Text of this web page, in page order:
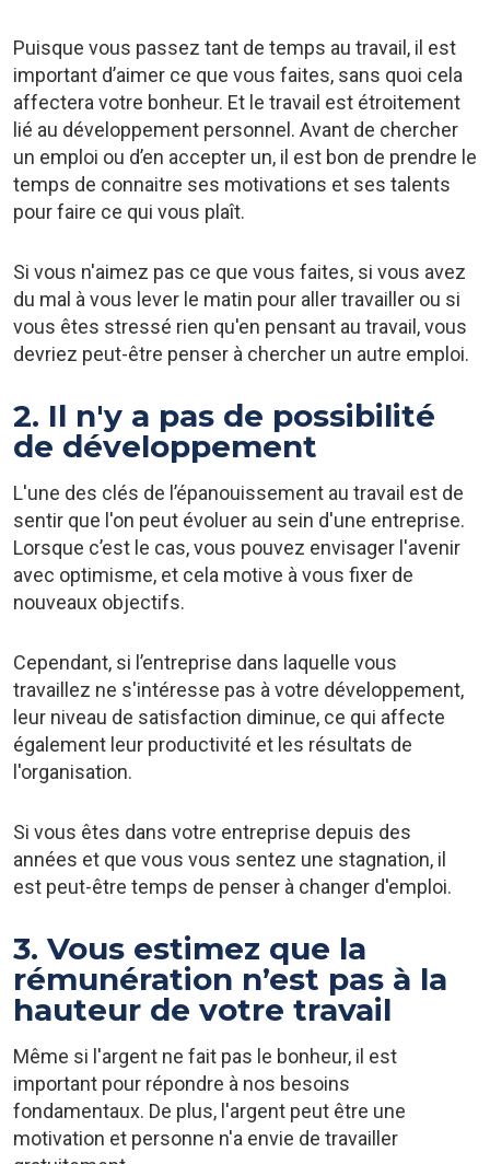
Puisque vous passez tant de temps au travail, il est
important d’aimer ce que vous faites, sans quoi cela
affectera votre bonheur. Et le travail est étroitement
lié au développement personnel. Avant de chercher
un emploi ou d’en accepter un, il est bon de prendre le
temps de connaitre ses motivations et ses talents
pour faire ce qui vous plaît.
Si vous n'aimez pas ce que vous faites, si vous avez
du mal à vous lever le matin pour aller travailler ou si
vous êtes stressé rien qu'en pensant au travail, vous
devriez peut-être penser à chercher un autre emploi.
2. Il n'y a pas de possibilité
de développement
L'une des clés de l’épanouissement au travail est de
sentir que l'on peut évoluer au sein d'une entreprise.
Lorsque c’est le cas, vous pouvez envisager l'avenir
avec optimisme, et cela motive à vous fixer de
nouveaux objectifs.
Cependant, si l’entreprise dans laquelle vous
travaillez ne s'intéresse pas à votre développement,
leur niveau de satisfaction diminue, ce qui affecte
également leur productivité et les résultats de
l'organisation.
Si vous êtes dans votre entreprise depuis des
années et que vous vous sentez une stagnation, il
est peut-être temps de penser à changer d'emploi.
3. Vous estimez que la
rémunération n’est pas à la
hauteur de votre travail
Même si l'argent ne fait pas le bonheur, il est
important pour répondre à nos besoins
fondamentaux. De plus, l'argent peut être une
motivation et personne n'a envie de travailler